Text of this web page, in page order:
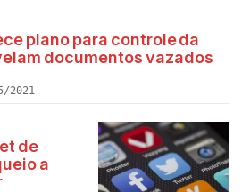
plano para controle da
documentos vazados
2021
de
a